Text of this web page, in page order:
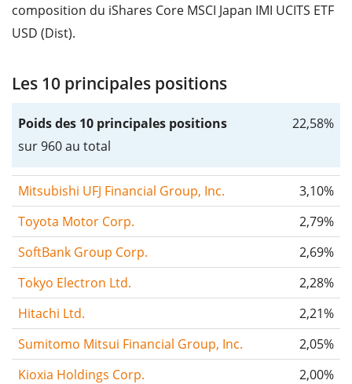
composition du iShares Core MSCI Japan IMI UCITS ETF
USD (Dist).
Les 10 principales positions
Poids des 10 principales positions
sur 960 au total
22,58%
Mitsubishi UFJ Financial Group, Inc.
3,10%
Toyota Motor Corp.
2,79%
SoftBank Group Corp.
2,69%
Tokyo Electron Ltd.
2,28%
Hitachi Ltd.
2,21%
Sumitomo Mitsui Financial Group, Inc.
2,05%
Kioxia Holdings Corp.
2,00%